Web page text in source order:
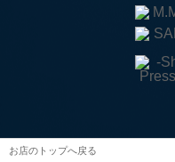
お店のトップへ戻る